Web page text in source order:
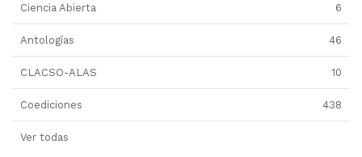
Ciencia Abierta 6
Antologías 46
CLACSO-ALAS 10
Coediciones 438
Ver todas